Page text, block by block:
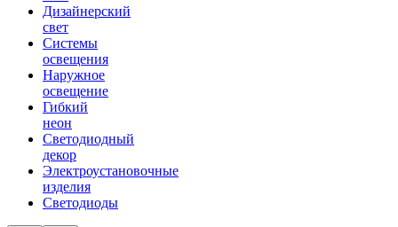
Дизайнерский
свет
Системы
освещения
Наружное
освещение
Гибкий
неон
Светодиодный
декор
Электроустановочные
изделия
Светодиоды